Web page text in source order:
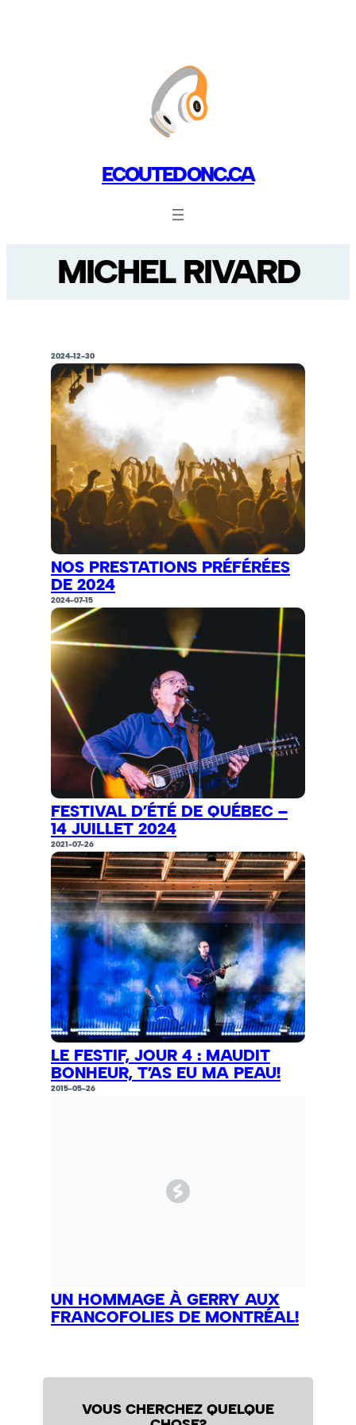
ECOUTEDONC.CA
MICHEL RIVARD
2024-12-30
NOS PRESTATIONS PRÉFÉRÉES
DE 2024
2024-07-15
FESTIVAL D’ÉTÉ DE QUÉBEC –
14 JUILLET 2024
2021-07-26
LE FESTIF, JOUR 4 : MAUDIT
BONHEUR, T’AS EU MA PEAU!
2015-05-26
UN HOMMAGE À GERRY AUX
FRANCOFOLIES DE MONTRÉAL!
VOUS CHERCHEZ QUELQUE